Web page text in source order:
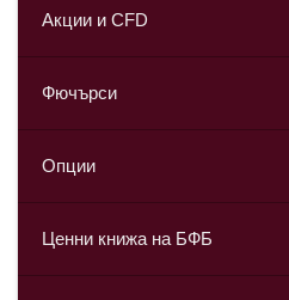
Акции и CFD
Фючърси
Опции
Ценни книжа на БФБ